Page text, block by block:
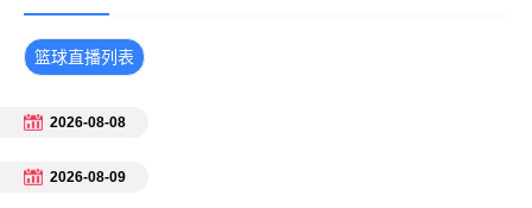
篮球直播列表
2026-08-08
2026-08-09